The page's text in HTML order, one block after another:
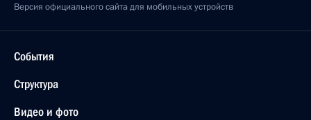
Версия официального сайта для мобильных устройств
События
Структура
Видео и фото